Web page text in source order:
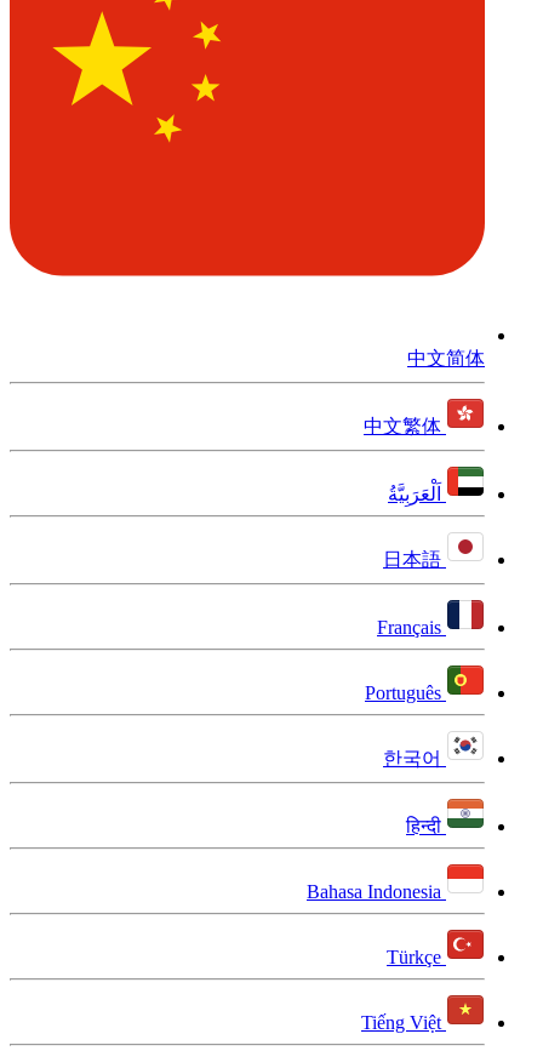
中文简体
中文繁体
اَلْعَرَبِيَّةُ
日本語
Français
Português
한국어
हिन्दी
Bahasa Indonesia
Türkçe
Tiếng Việt